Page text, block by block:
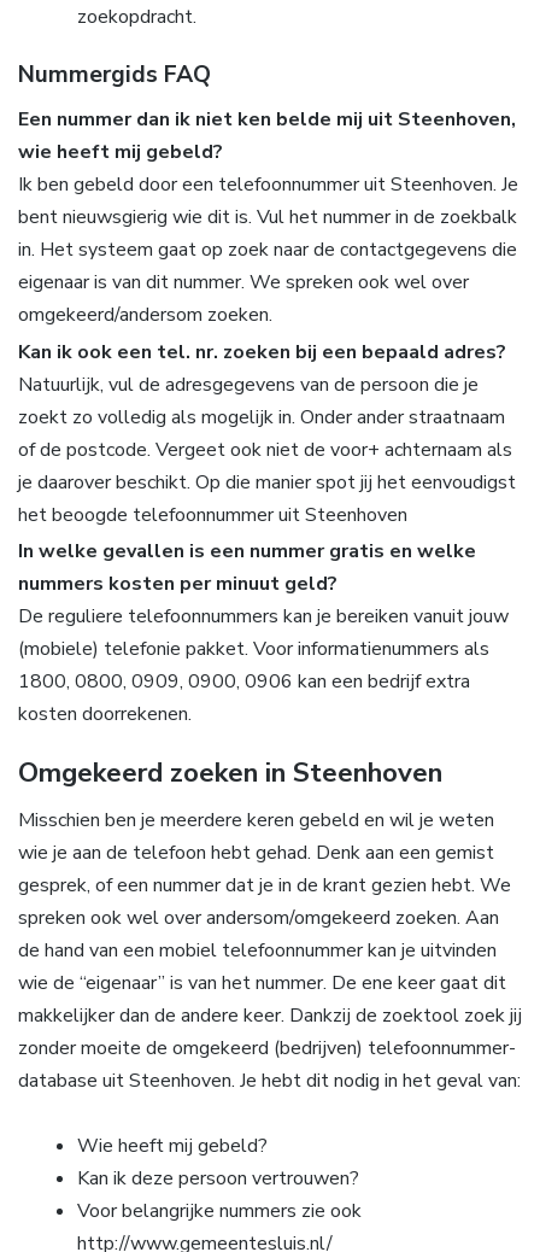
zoekopdracht.
Nummergids FAQ
Een nummer dan ik niet ken belde mij uit Steenhoven,
wie heeft mij gebeld?
Ik ben gebeld door een telefoonnummer uit Steenhoven. Je
bent nieuwsgierig wie dit is. Vul het nummer in de zoekbalk
in. Het systeem gaat op zoek naar de contactgegevens die
eigenaar is van dit nummer. We spreken ook wel over
omgekeerd/andersom zoeken.
Kan ik ook een tel. nr. zoeken bij een bepaald adres?
Natuurlijk, vul de adresgegevens van de persoon die je
zoekt zo volledig als mogelijk in. Onder ander straatnaam
of de postcode. Vergeet ook niet de voor+ achternaam als
je daarover beschikt. Op die manier spot jij het eenvoudigst
het beoogde telefoonnummer uit Steenhoven
In welke gevallen is een nummer gratis en welke
nummers kosten per minuut geld?
De reguliere telefoonnummers kan je bereiken vanuit jouw
(mobiele) telefonie pakket. Voor informatienummers als
1800, 0800, 0909, 0900, 0906 kan een bedrijf extra
kosten doorrekenen.
Omgekeerd zoeken in Steenhoven
Misschien ben je meerdere keren gebeld en wil je weten
wie je aan de telefoon hebt gehad. Denk aan een gemist
gesprek, of een nummer dat je in de krant gezien hebt. We
spreken ook wel over andersom/omgekeerd zoeken. Aan
de hand van een mobiel telefoonnummer kan je uitvinden
wie de “eigenaar” is van het nummer. De ene keer gaat dit
makkelijker dan de andere keer. Dankzij de zoektool zoek jij
zonder moeite de omgekeerd (bedrijven) telefoonnummer-
database uit Steenhoven. Je hebt dit nodig in het geval van:
Wie heeft mij gebeld?
Kan ik deze persoon vertrouwen?
Voor belangrijke nummers zie ook
http://www.gemeentesluis.nl/